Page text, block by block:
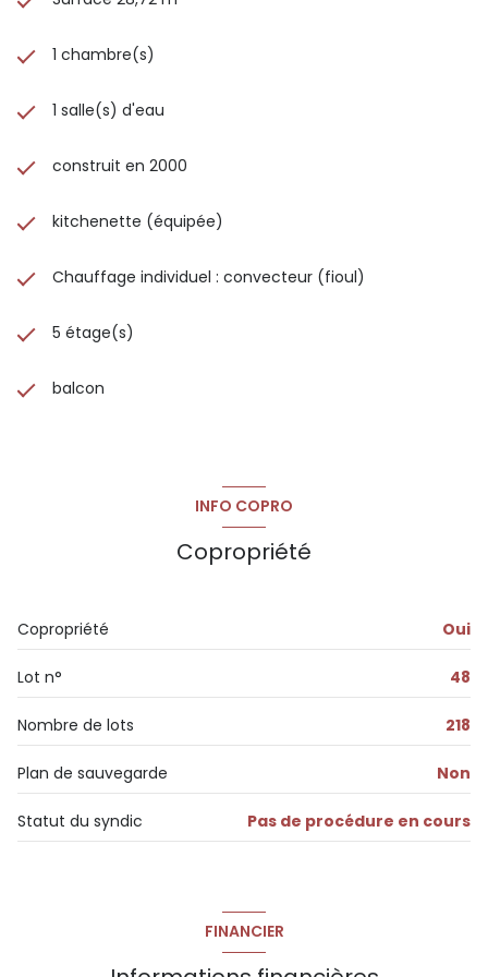
1 chambre(s)
1 salle(s) d'eau
construit en 2000
kitchenette (équipée)
Chauffage individuel : convecteur (fioul)
5 étage(s)
balcon
INFO COPRO
Copropriété
Copropriété Oui
Lot n° 48
Nombre de lots 218
Plan de sauvegarde Non
Statut du syndic Pas de procédure en cours
FINANCIER